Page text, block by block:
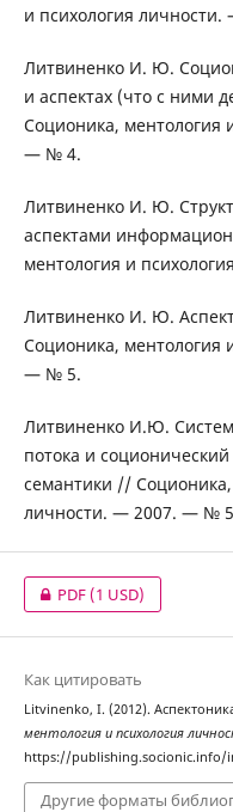
и психология
Литвиненко И. Ю.
и аспектах (что с ними
Соционика, ментология
— № 4.
Литвиненко И. Ю.
аспектами
ментология и
Литвиненко И. Ю.
Соционика, ментология
— № 5.
Литвиненко И.Ю.
потока и
семантики //
личности. — 2007. — №
PDF(1 USD)
Как цитировать
Litvinenko, I. (2012).
ментология и психология
https://publishing.socionic.info/
Другие форматы